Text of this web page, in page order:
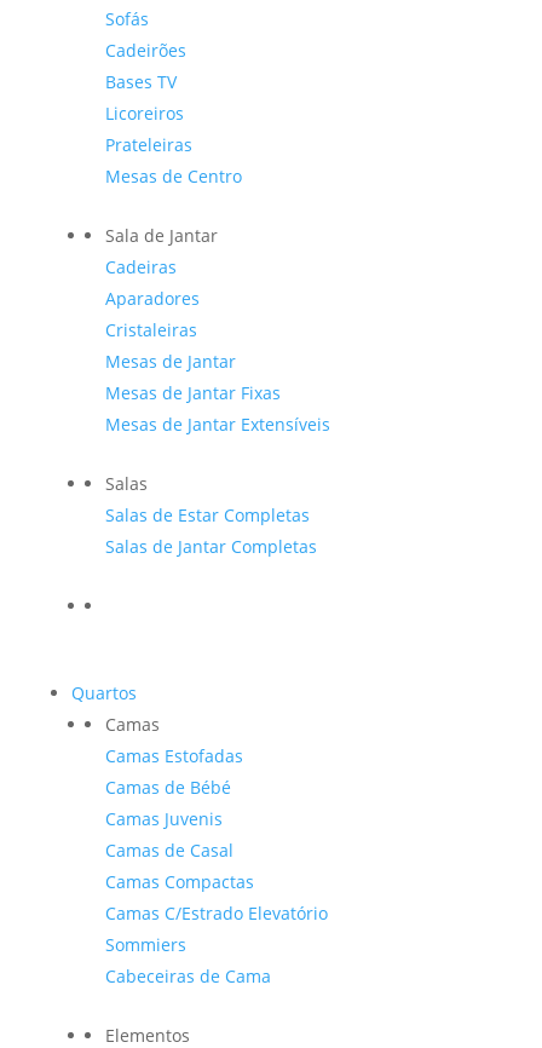
Sofás
Cadeirões
Bases TV
Licoreiros
Prateleiras
Mesas de Centro
Sala de Jantar
Cadeiras
Aparadores
Cristaleiras
Mesas de Jantar
Mesas de Jantar Fixas
Mesas de Jantar Extensíveis
Salas
Salas de Estar Completas
Salas de Jantar Completas
Quartos
Camas
Camas Estofadas
Camas de Bébé
Camas Juvenis
Camas de Casal
Camas Compactas
Camas C/Estrado Elevatório
Sommiers
Cabeceiras de Cama
Elementos